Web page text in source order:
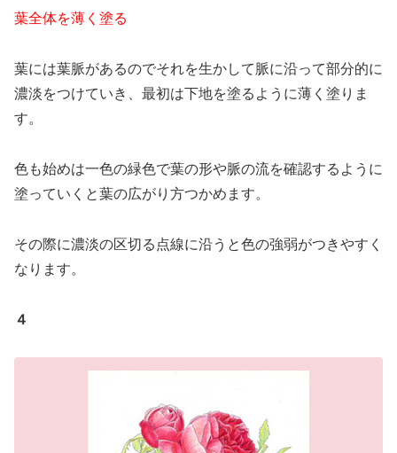
葉全体を薄く塗る
葉には葉脈があるのでそれを生かして脈に沿って部分的に
濃淡をつけていき、最初は下地を塗るように薄く塗りま
す。
色も始めは一色の緑色で葉の形や脈の流を確認するように
塗っていくと葉の広がり方つかめます。
その際に濃淡の区切る点線に沿うと色の強弱がつきやすく
なります。
４